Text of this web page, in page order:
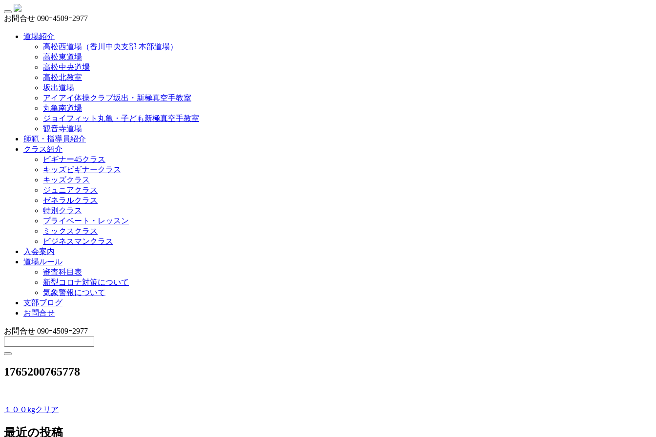
お問合せ 090ｰ4509ｰ2977
道場紹介
高松西道場（香川中央支部 本部道場）
高松東道場
高松中央道場
高松北教室
坂出道場
アイアイ体操クラブ坂出・新極真空手教室
丸亀南道場
ジョイフィット丸亀・子ども新極真空手教室
観音寺道場
師範・指導員紹介
クラス紹介
ビギナー45クラス
キッズビギナークラス
キッズクラス
ジュニアクラス
ゼネラルクラス
特別クラス
プライベート・レッスン
ミックスクラス
ビジネスマンクラス
入会案内
道場ルール
審査科目表
新型コロナ対策について
気象警報について
支部ブログ
お問合せ
お問合せ 090ｰ4509ｰ2977
1765200765778
投
稿
１００kgクリア
最近の投稿